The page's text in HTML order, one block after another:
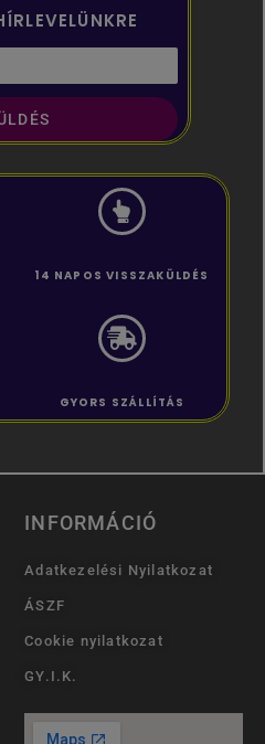
14 NAPOS VISSZAKÜLDÉS
GYORS SZÁLLÍTÁS
INFORMÁCIÓ
Adatkezelési Nyilatkozat
ÁSZF
Cookie nyilatkozat
GY.I.K.